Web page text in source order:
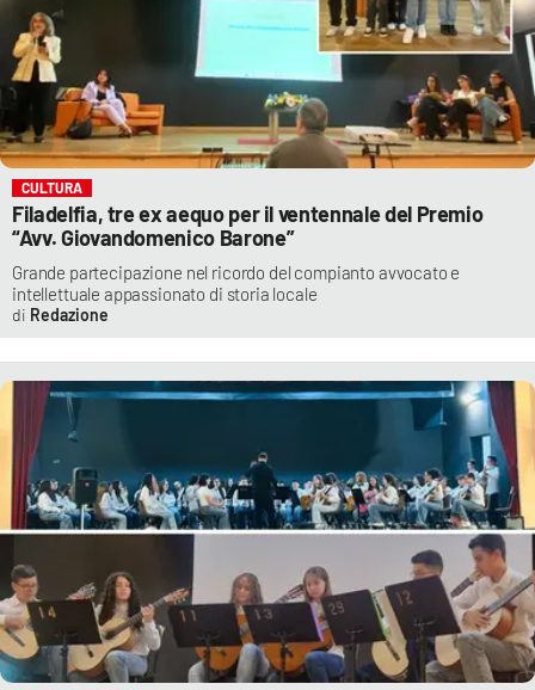
CULTURA
Filadelfia, tre ex aequo per il ventennale del Premio
“Avv. Giovandomenico Barone”
Grande partecipazione nel ricordo del compianto avvocato e
intellettuale appassionato di storia locale
Redazione